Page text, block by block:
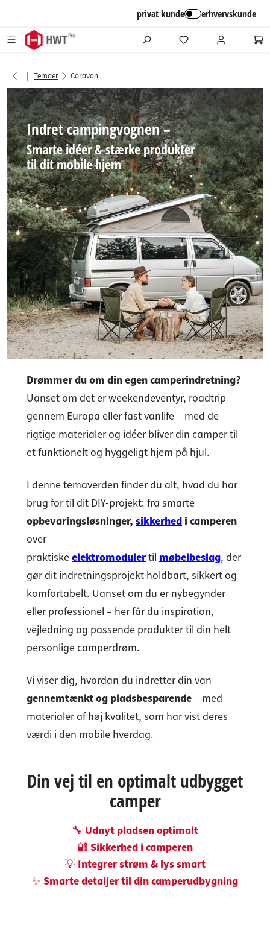
privat kunde erhvervskunde
| Temaer Caravan
Indret campingvognen –
Smarte idéer & stærke produkter
til dit mobile hjem
Drømmer du om din egen camperindretning?
Uanset om det er weekendeventyr, roadtrip
gennem Europa eller fast vanlife – med de
rigtige materialer og idéer bliver din camper til
et funktionelt og hyggeligt hjem på hjul.
I denne temaverden finder du alt, hvad du har
brug for til dit DIY-projekt: fra smarte
opbevaringsløsninger, sikkerhed i camperen
over
praktiskeelektromodulertil møbelbeslag, der
gør dit indretningsprojekt holdbart, sikkert og
komfortabelt. Uanset om du er nybegynder
eller professionel – her får du inspiration,
vejledning og passende produkter til din helt
personlige camperdrøm.
Vi viser dig, hvordan du indretter din van
gennemtænkt og pladsbesparende– med
materialer af høj kvalitet, som har vist deres
værdi i den mobile hverdag.
Din vej til en optimalt udbygget
camper
🔧 Udnyt pladsen optimalt
🔐 Sikkerhed i camperen
💡 Integrer strøm & lys smart
✨ Smarte detaljer til din camperudbygning